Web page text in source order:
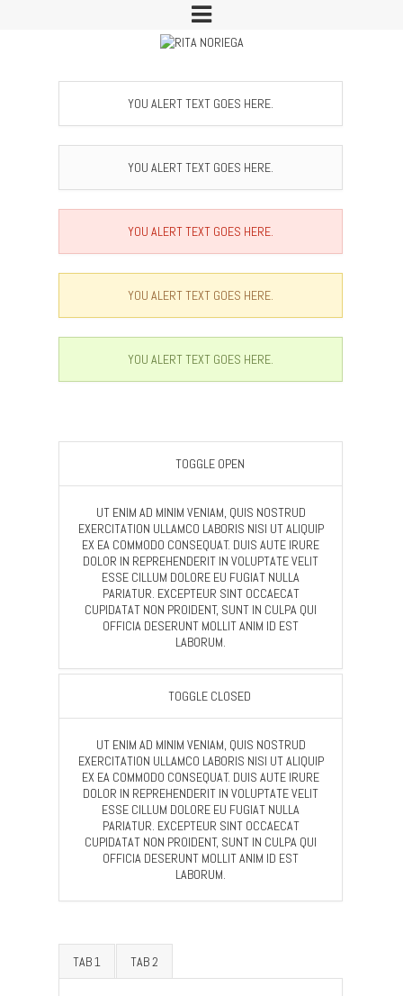
YOU ALERT TEXT GOES HERE.
YOU ALERT TEXT GOES HERE.
YOU ALERT TEXT GOES HERE.
YOU ALERT TEXT GOES HERE.
YOU ALERT TEXT GOES HERE.
TOGGLE OPEN
UT ENIM AD MINIM VENIAM, QUIS NOSTRUD
EXERCITATION ULLAMCO LABORIS NISI UT ALIQUIP
EX EA COMMODO CONSEQUAT. DUIS AUTE IRURE
DOLOR IN REPREHENDERIT IN VOLUPTATE VELIT
ESSE CILLUM DOLORE EU FUGIAT NULLA
PARIATUR. EXCEPTEUR SINT OCCAECAT
CUPIDATAT NON PROIDENT, SUNT IN CULPA QUI
OFFICIA DESERUNT MOLLIT ANIM ID EST
LABORUM.
TOGGLE CLOSED
UT ENIM AD MINIM VENIAM, QUIS NOSTRUD
EXERCITATION ULLAMCO LABORIS NISI UT ALIQUIP
EX EA COMMODO CONSEQUAT. DUIS AUTE IRURE
DOLOR IN REPREHENDERIT IN VOLUPTATE VELIT
ESSE CILLUM DOLORE EU FUGIAT NULLA
PARIATUR. EXCEPTEUR SINT OCCAECAT
CUPIDATAT NON PROIDENT, SUNT IN CULPA QUI
OFFICIA DESERUNT MOLLIT ANIM ID EST
LABORUM.
TAB 1 TAB 2